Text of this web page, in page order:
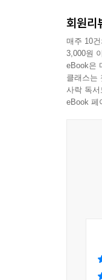
--- p.154
번거롭
현대인
고르고,
여러 기
해결되
설명해
지금
재구매
충성도
회원리
매주 10
3,000원
eBook은
클래스는
사락 독
eBook 페